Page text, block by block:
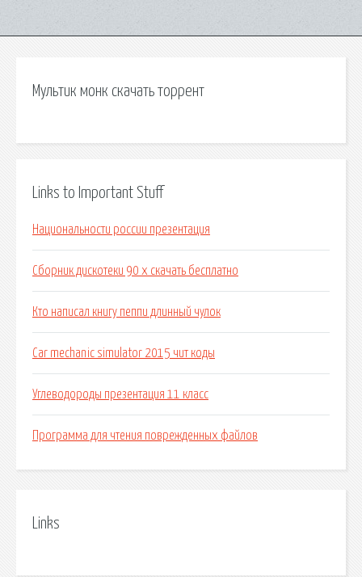
Мультик монк скачать торрент
Links to Important Stuff
Национальности россии презентация
Сборник дискотеки 90 х скачать бесплатно
Кто написал книгу пеппи длинный чулок
Car mechanic simulator 2015 чит коды
Углеводороды презентация 11 класс
Программа для чтения поврежденных файлов
Links